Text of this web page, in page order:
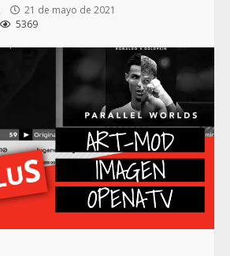
21 de mayo de 2021
5369